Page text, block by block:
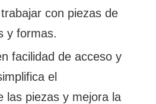
con piezas de
y formas.
facilidad de acceso y
el
las piezas y mejora la